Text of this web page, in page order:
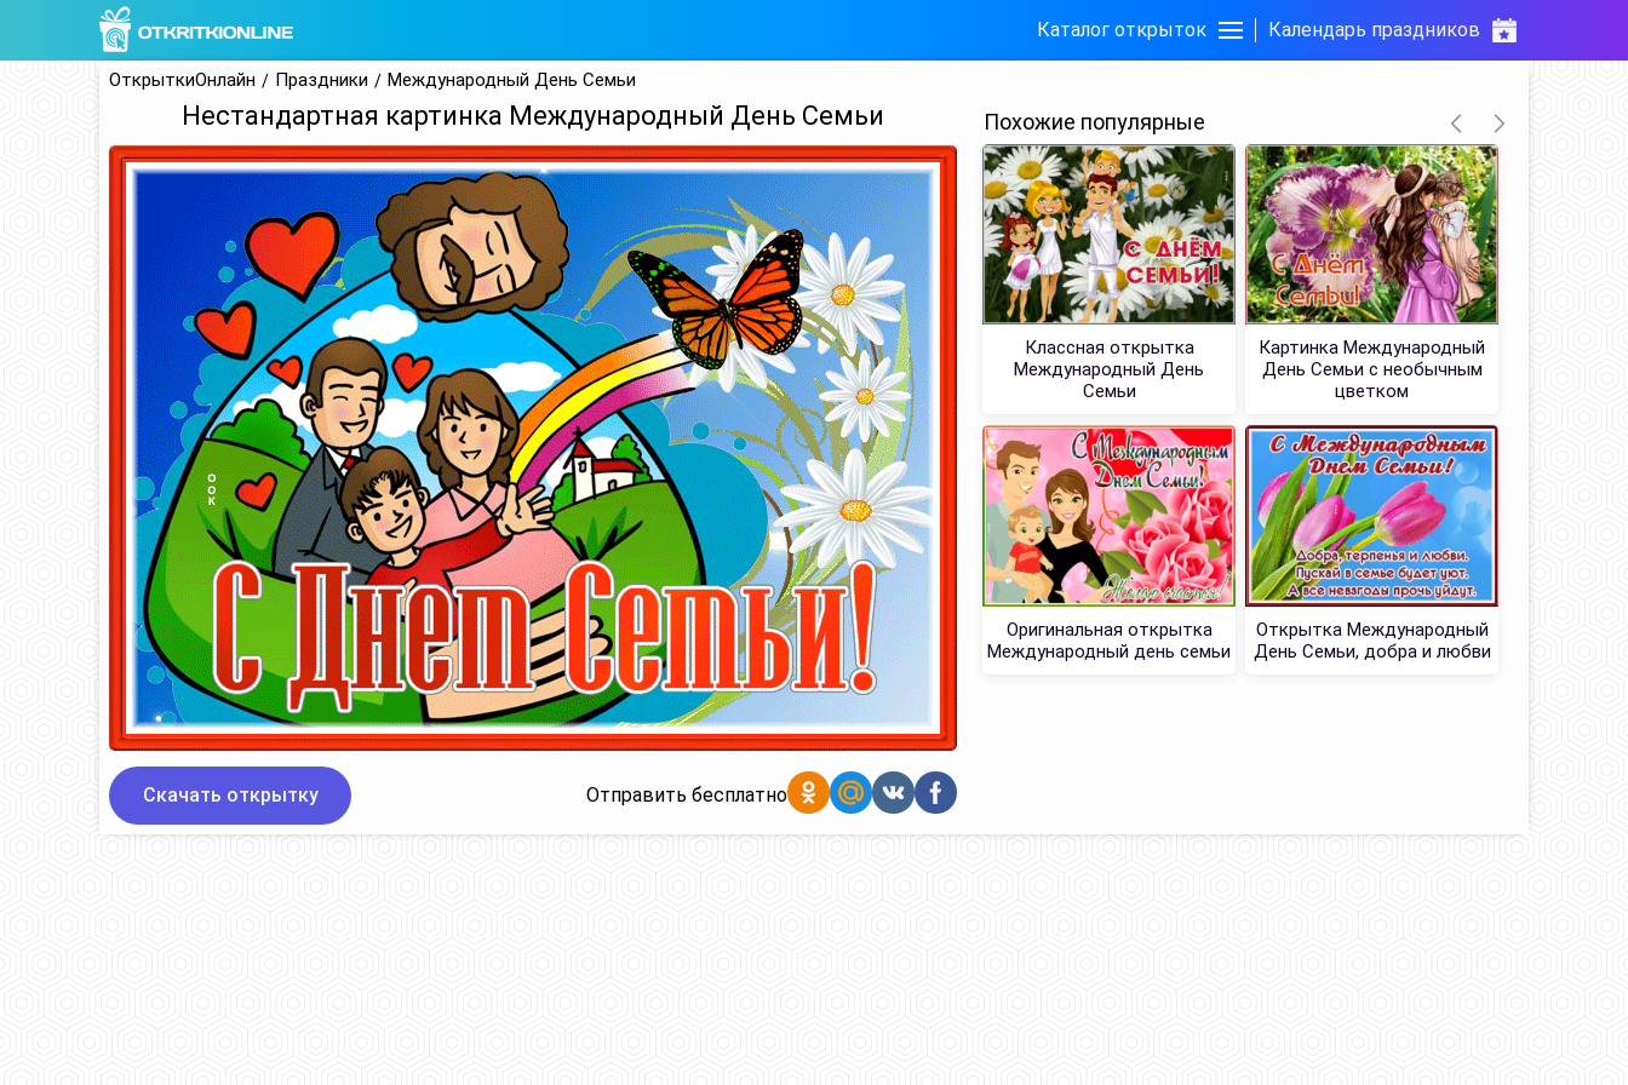
Каталог открыток Календарь праздников
ОткрыткиОнлайн Праздники Международный День Семьи
Нестандартная картинка Международный День Семьи
Скачать открытку Отправить бесплатно
Похожие популярные
Классная открытка
Международный День
Семьи
Картинка Международный
День Семьи с необычным
цветком
Оригинальная открытка
Международный день семьи
Открытка Международный
День Семьи, добра и любви